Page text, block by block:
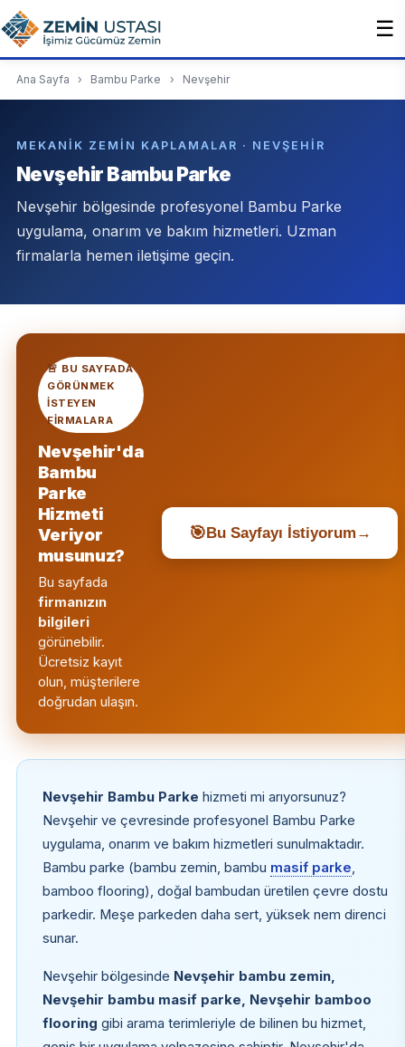
☰
Ana Sayfa › Bambu Parke › Nevşehir
MEKANIK ZEMIN KAPLAMALAR · NEVŞEHIR
Nevşehir Bambu Parke
Nevşehir bölgesinde profesyonel Bambu Parke
uygulama, onarım ve bakım hizmetleri. Uzman
firmalarla hemen iletişime geçin.
🚨 BU SAYFADA
GÖRÜNMEK
ISTEYEN
FIRMALARA
Nevşehir'da
Bambu
Parke
Hizmeti
Veriyor
musunuz?
Bu sayfada
firmanızın
bilgileri
görünebilir.
Ücretsiz kayıt
olun, müşterilere
doğrudan ulaşın.
🎯Bu Sayfayı İstiyorum →
Nevşehir Bambu Parke hizmeti mi arıyorsunuz?
Nevşehir ve çevresinde profesyonel Bambu Parke
uygulama, onarım ve bakım hizmetleri sunulmaktadır.
Bambu parke (bambu zemin, bambu masif parke,
bamboo flooring), doğal bambudan üretilen çevre dostu
parkedir. Meşe parkeden daha sert, yüksek nem direnci
sunar.
Nevşehir bölgesinde Nevşehir bambu zemin,
Nevşehir bambu masif parke, Nevşehir bamboo
flooring gibi arama terimleriyle de bilinen bu hizmet,